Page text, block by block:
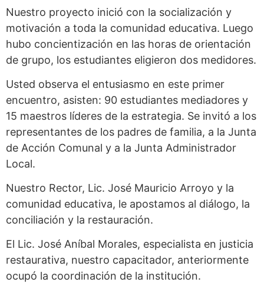
Nuestro proyecto inició con la socialización y
motivación a toda la comunidad educativa. Luego
hubo concientización en las horas de orientación
de grupo, los estudiantes eligieron dos medidores.
Usted observa el entusiasmo en este primer
encuentro, asisten: 90 estudiantes mediadores y
15 maestros líderes de la estrategia. Se invitó a los
representantes de los padres de familia, a la Junta
de Acción Comunal y a la Junta Administrador
Local.
Nuestro Rector, Lic. José Mauricio Arroyo y la
comunidad educativa, le apostamos al diálogo, la
conciliación y la restauración.
El Lic. José Aníbal Morales, especialista en justicia
restaurativa, nuestro capacitador, anteriormente
ocupó la coordinación de la institución.